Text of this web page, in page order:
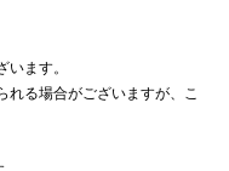
ます。
れる場合がございますが、こ